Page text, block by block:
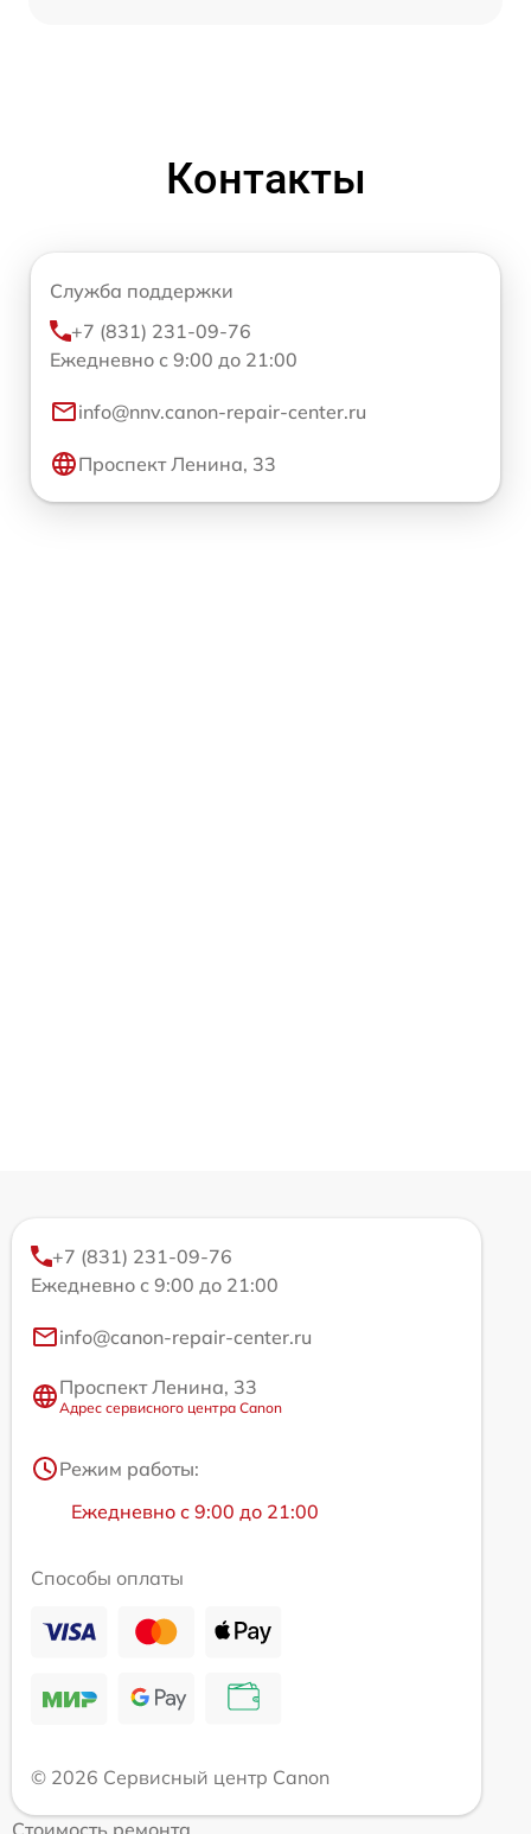
Контакты
Служба поддержки
+7 (831) 231-09-76
Ежедневно с 9:00 до 21:00
info@nnv.canon-repair-center.ru
Проспект Ленина, 33
+7 (831) 231-09-76
Ежедневно с 9:00 до 21:00
info@canon-repair-center.ru
Проспект Ленина, 33
Адрес сервисного центра Canon
Режим работы:
Ежедневно с 9:00 до 21:00
Способы оплаты
© 2026 Сервисный центр Canon